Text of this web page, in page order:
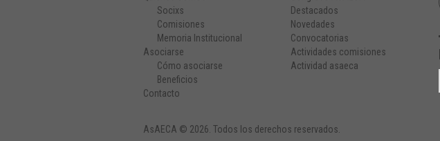
Socixs
Comisiones
Memoria Institucional
Asociarse
Cómo asociarse
Beneficios
Contacto
Destacados
Novedades
Convocatorias
Actividades comisiones
Actividad asaeca
AsAECA © 2026. Todos los derechos reservados.